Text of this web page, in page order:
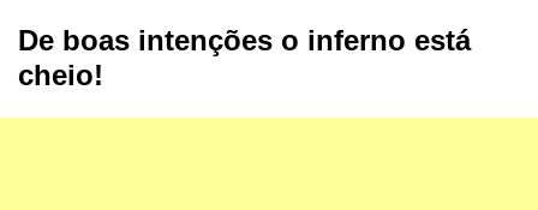
De boas intenções o inferno está
cheio!